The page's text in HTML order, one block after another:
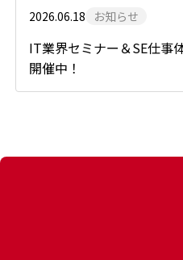
2026.06.18 お知らせ
IT業界セミナー＆SE仕事
開催中！